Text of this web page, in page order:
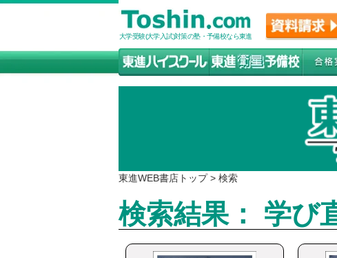
大学受験(大学入試)対策の塾・予備校なら東進
東進WEB書店トップ> 検索
検索結果： 学び